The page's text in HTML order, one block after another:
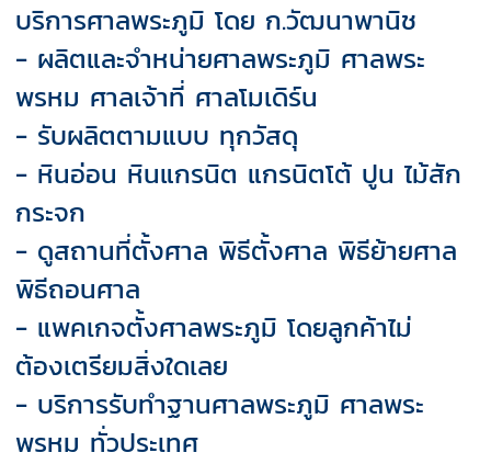
บริการศาลพระภูมิ โดย ก.วัฒนาพานิช
- ผลิตและจำหน่ายศาลพระภูมิ ศาลพระ
พรหม ศาลเจ้าที่ ศาลโมเดิร์น
- รับผลิตตามแบบ ทุกวัสดุ
- หินอ่อน หินแกรนิต แกรนิตโต้ ปูน ไม้สัก
กระจก
- ดูสถานที่ตั้งศาล พิธีตั้งศาล พิธีย้ายศาล
พิธีถอนศาล
- แพคเกจตั้งศาลพระภูมิ โดยลูกค้าไม่
ต้องเตรียมสิ่งใดเลย
- บริการรับทำฐานศาลพระภูมิ ศาลพระ
พรหม ทั่วประเทศ